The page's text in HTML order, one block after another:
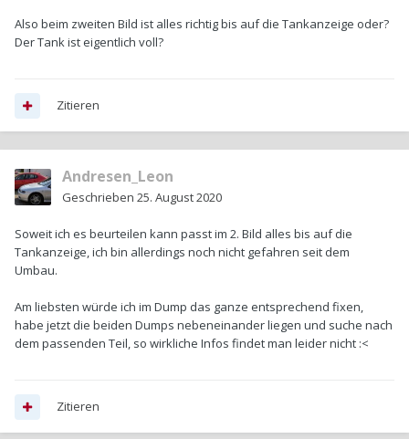
Also beim zweiten Bild ist alles richtig bis auf die Tankanzeige oder?
Der Tank ist eigentlich voll?
Zitieren
Andresen_Leon
Geschrieben 25. August 2020
Soweit ich es beurteilen kann passt im 2. Bild alles bis auf die
Tankanzeige, ich bin allerdings noch nicht gefahren seit dem
Umbau.
Am liebsten würde ich im Dump das ganze entsprechend fixen,
habe jetzt die beiden Dumps nebeneinander liegen und suche nach
dem passenden Teil, so wirkliche Infos findet man leider nicht :<
Zitieren